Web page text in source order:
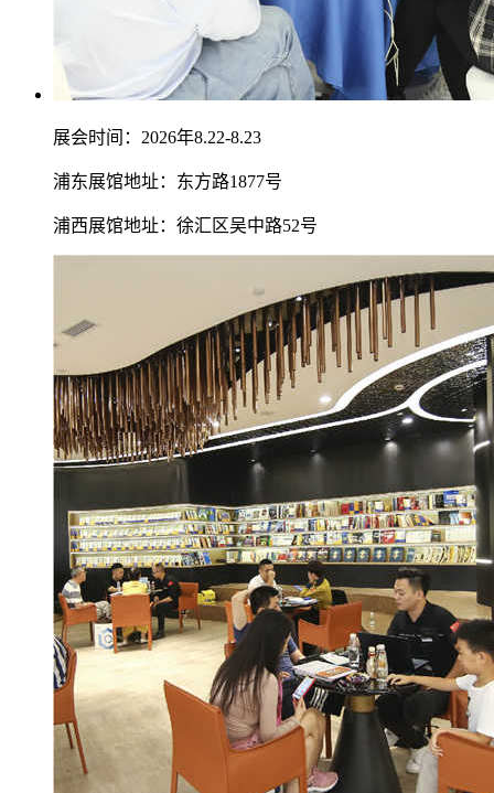
展会时间：2026年8.22-8.23
浦东展馆地址：东方路1877号
浦西展馆地址：徐汇区吴中路52号